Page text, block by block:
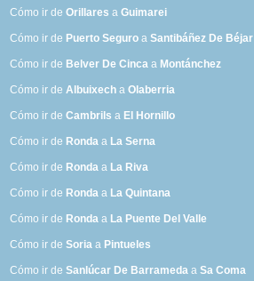
Cómo ir deOrillares aGuimarei
Cómo ir de Puerto Seguro aSantibáñez De Béjar
Cómo ir de Belver De Cinca a Montánchez
Cómo ir deAlbuixech aOlaberria
Cómo ir deCambrils a El Hornillo
Cómo ir de Ronda a La Serna
Cómo ir de Ronda a La Riva
Cómo ir de Ronda a La Quintana
Cómo ir de Ronda a La Puente Del Valle
Cómo ir deSoria a Pintueles
Cómo ir deSanlúcar De Barrameda aSa Coma